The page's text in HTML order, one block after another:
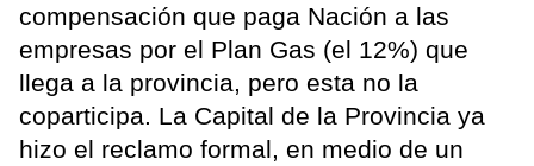
compensación que paga Nación a las
empresas por el Plan Gas (el 12%) que
llega a la provincia, pero esta no la
coparticipa. La Capital de la Provincia ya
hizo el reclamo formal, en medio de un